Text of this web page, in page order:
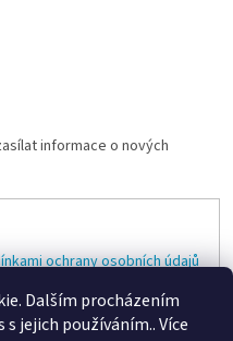
Dalším procházením
jejich používáním.. Více
informace o nových
ochrany osobních údajů